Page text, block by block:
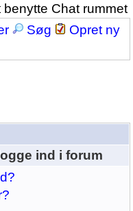
Chat rummet
Søg
Opret ny
ind i forum